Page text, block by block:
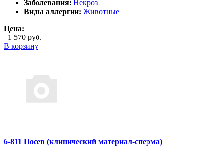
Заболевания: Некроз
Виды аллергии: Животные
Цена:
1 570 руб.
В корзину
6-811 Посев (клинический материал-сперма)